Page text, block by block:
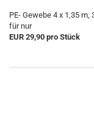
PE- Gewebe 4 x 1,35
für nur
EUR 29,90 pro Stück